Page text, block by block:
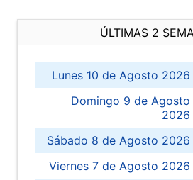
ÚLTIMAS 2
Lunes 10 de Agosto 2026
Domingo 9 de Agosto
2026
Sábado 8 de Agosto 2026
Viernes 7 de Agosto 2026